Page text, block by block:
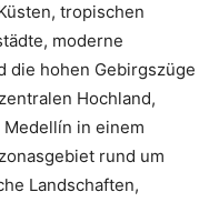
tropischen
moderne
die hohen Gebirgszüge
Hochland,
Medellín in einem
rund um
Landschaften,